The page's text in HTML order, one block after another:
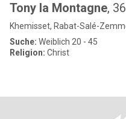
Tony la Montagne, 36
Khemisset, Rabat-Salé-
Suche: Weiblich 20 - 45
Religion: Christ